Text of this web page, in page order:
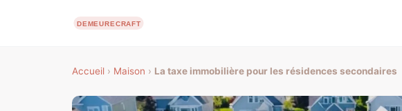
Accueil › Maison › La taxe immobilière pour les résidences secondaires